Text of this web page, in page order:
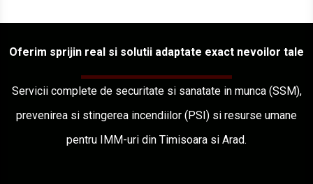
Oferim sprijin real si solutii adaptate exact nevoilor tale
Servicii complete de securitate si sanatate in munca (SSM),
prevenirea si stingerea incendiilor (PSI) si resurse umane
pentru IMM-uri din Timisoara si Arad.